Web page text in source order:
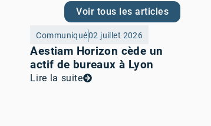
Voir tous les articles
Communiqué02 juillet 2026
Aestiam Horizon cède un
actif de bureaux à Lyon
Lire la suite